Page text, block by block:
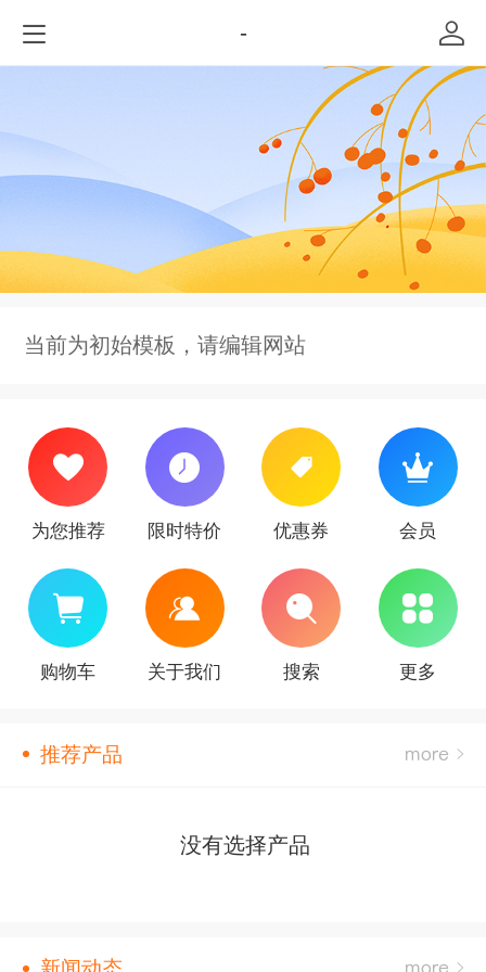
-
当前为初始模板，请编辑网站
为您推荐 限时特价 优惠券 会员
购物车 关于我们 搜索 更多
推荐产品
没有选择产品